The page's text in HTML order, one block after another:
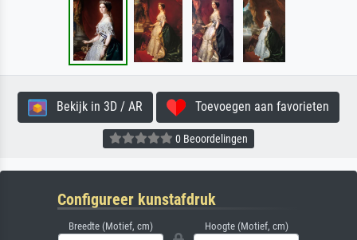
Bekijk in 3D / AR Toevoegen aan favorieten
0 Beoordelingen
Configureer kunstafdruk
Breedte (Motief, cm) Hoogte (Motief, cm)